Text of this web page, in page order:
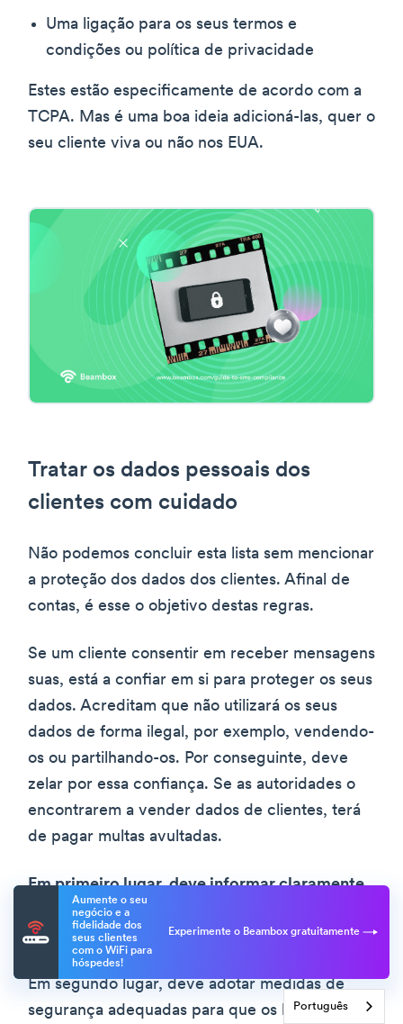
Uma ligação para os seus termos e
condições ou política de privacidade
Estes estão especificamente de acordo com a
TCPA. Mas é uma boa ideia adicioná-las, quer o
seu cliente viva ou não nos EUA.
Tratar os dados pessoais dos
clientes com cuidado
Não podemos concluir esta lista sem mencionar
a proteção dos dados dos clientes. Afinal de
contas, é esse o objetivo destas regras.
Se um cliente consentir em receber mensagens
suas, está a confiar em si para proteger os seus
dados. Acreditam que não utilizará os seus
dados de forma ilegal, por exemplo, vendendo-
os ou partilhando-os. Por conseguinte, deve
zelar por essa confiança. Se as autoridades o
encontrarem a vender dados de clientes, terá
de pagar multas avultadas.
Em primeiro lugar, deve informar claramente
o cliente sobre a forma como irá utilizar e
armazenar os seus dados.
Em segundo lugar, deve adotar medidas de
segurança adequadas para que os hackers não
Aumente o seu
negócio e a
fidelidade dos
seus clientes
com o WiFi para
hóspedes!
Experimente o Beambox gratuitamente
Português